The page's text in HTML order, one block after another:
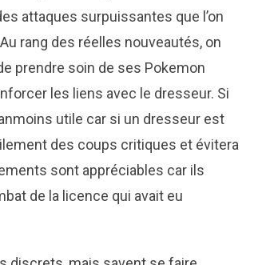
attaques surpuissantes que l’on
rang des réelles nouveautés, on
prendre soin de ses Pokemon
les liens avec le dresseur. Si
utile car si un dresseur est
des coups critiques et évitera
sont appréciables car ils
de la licence qui avait eu